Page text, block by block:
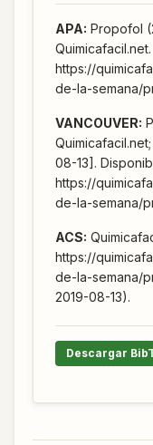
APA: Propofol
Quimicafacil.net.
https://
de-la-semana/
VANCOUVER:
08-13].
https://
de-la-semana/
ACS:
https://
de-la-semana/
2019-08-13).
Descargar